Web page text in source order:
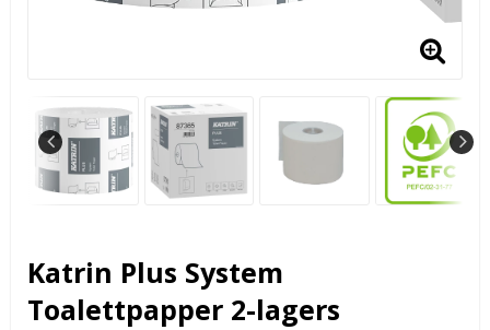
Katrin Plus System
Toalettpapper 2-lagers